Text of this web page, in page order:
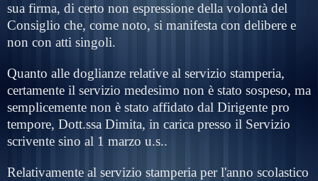
sua firma, di certo non espressione della volontà del
Consiglio che, come noto, si manifesta con delibere e
non con atti singoli.
Quanto alle doglianze relative al servizio stamperia,
certamente il servizio medesimo non è stato sospeso, ma
semplicemente non è stato affidato dal Dirigente pro
tempore, Dott.ssa Dimita, in carica presso il Servizio
scrivente sino al 1 marzo u.s..
Relativamente al servizio stamperia per l'anno scolastico